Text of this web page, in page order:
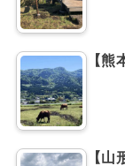
【熊
【山